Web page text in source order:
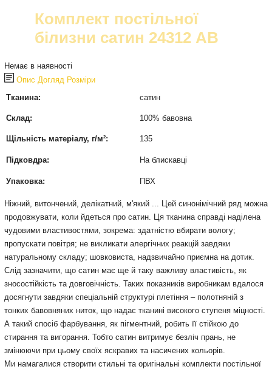
Комплект постільної
білизни сатин 24312 AB
Немає в наявності
Опис Догляд Розміри
Тканина:
сатин
Склад: 100% бавовна
Щільність матеріалу, г/м²: 135
Підковдра: На блискавці
Упаковка: ПВХ
Ніжний, витончений, делікатний, м'який ... Цей синонімічний ряд можна
продовжувати, коли йдеться про сатин. Ця тканина справді наділена
чудовими властивостями, зокрема: здатністю вбирати вологу;
пропускати повітря; не викликати алергічних реакцій завдяки
натуральному складу; шовковиста, надзвичайно приємна на дотик.
Слід зазначити, що сатин має ще й таку важливу властивість, як
зносостійкість та довговічність. Таких показників виробникам вдалося
досягнути завдяки спеціальній структурі плетіння – полотняній з
тонких бавовняних ниток, що надає тканині високого ступеня міцності.
А такий спосіб фарбування, як пігментний, робить її стійкою до
стирання та вигорання. Тобто сатин витримує безліч прань, не
змінюючи при цьому своїх яскравих та насичених кольорів.
Ми намагалися створити стильні та оригінальні комплекти постільної